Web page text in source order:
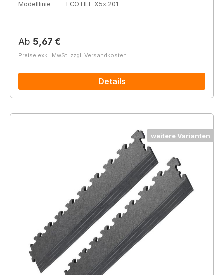
Modelllinie
ECOTILE X5x.201
Regulärer Preis:
Ab 5,67 €
Preise exkl. MwSt. zzgl. Versandkosten
Details
weitere Varianten